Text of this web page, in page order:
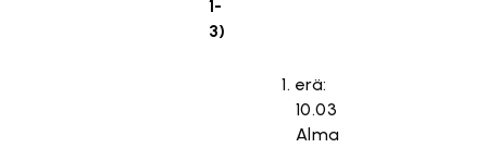
1-
3)
erä:
10.03
Alma